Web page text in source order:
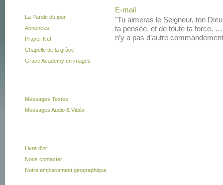
La Parole du jour
Annonces
Prayer Net
Chapelle de la grâce
Grace Academy en images
Messages Textes
Messages Audio & Vidéo
Livre d'or
Nous contacter
Notre emplacement géographique
E-mail
"Tu aimeras le Seigneur, ton
ta pensée, et de toute ta force.
n’y a pas d’autre